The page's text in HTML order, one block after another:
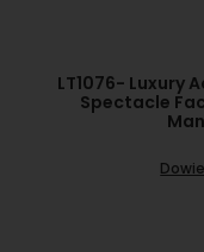
LT1076- Luxury
Spectacle